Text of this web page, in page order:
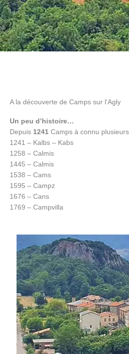
A la découverte de Camps sur l'Agly
Un peu d’histoire…
Depuis 1241 Camps à connu
1241 – Kalbs – Kabs
1258 – Calmis
1445 – Calmis
1538 – Cams
1595 – Campz
1676 – Cans
1769 – Campvilla